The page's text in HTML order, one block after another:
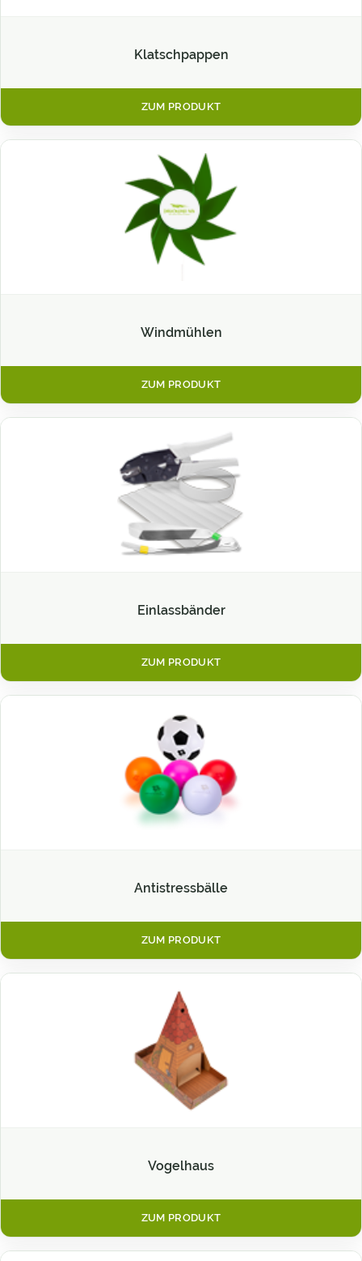
Klatschpappen
ZUM PRODUKT
Windmühlen
ZUM PRODUKT
Einlassbänder
ZUM PRODUKT
Antistressbälle
ZUM PRODUKT
Vogelhaus
ZUM PRODUKT